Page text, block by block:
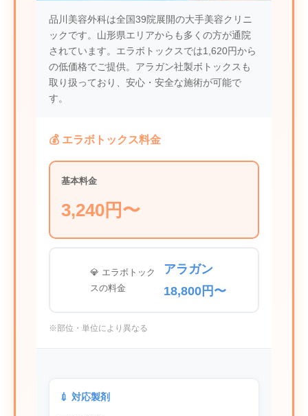
品川美容外科は全国39院展開の大手美容クリニ
ックです。山形県エリアからも多くの方が通院
されています。エラボトックスでは1,620円から
の低価格でご提供。アラガン社製ボトックスも
取り扱っており、安心・安全な施術が可能で
す。
💰 エラボトックス料金
基本料金
3,240円〜
💎 エラボトック
スの料金
アラガン
18,800円〜
※部位・単位により異なる
💉 対応製剤